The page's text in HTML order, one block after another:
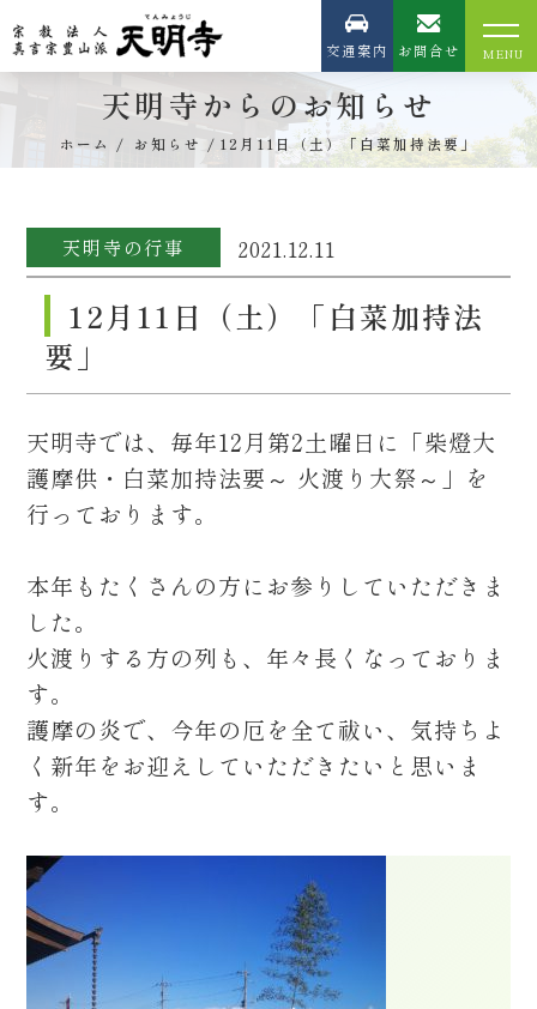
交通案内 お問合せ
天明寺からのお知らせ
ホーム お知らせ 12月11日（土）「白菜加持法要」
天明寺の行事 2021.12.11
12月11日（土）「白菜加持法
要」
天明寺では、毎年12月第2土曜日に「柴燈大
護摩供・白菜加持法要～ 火渡り大祭～」を
行っております。
本年もたくさんの方にお参りしていただきま
した。
火渡りする方の列も、年々長くなっておりま
す。
護摩の炎で、今年の厄を全て祓い、気持ちよ
く新年をお迎えしていただきたいと思いま
す。